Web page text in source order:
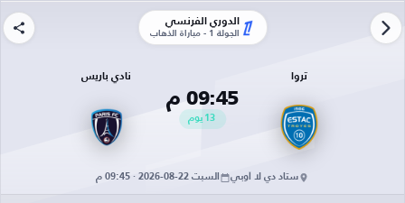
الدوري الفرنسي
الجولة 1 - مباراة الذهاب
تروا
09:45 م
13 يوم
نادي باريس
ستاد دي لا أوبي السبت 22-08-2026 · 09:45 م